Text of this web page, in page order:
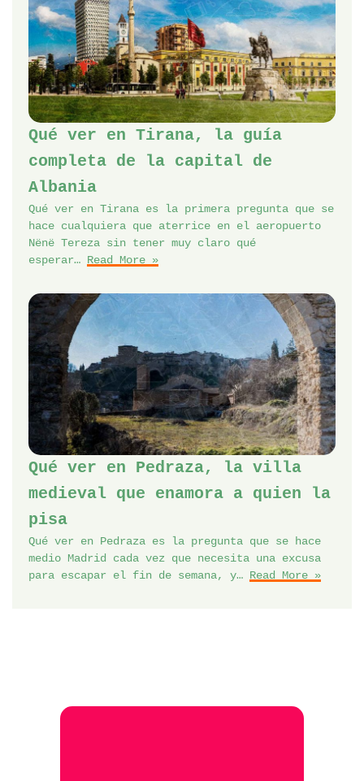
Qué ver en Tirana, la guía
completa de la capital de
Albania
Qué ver en Tirana es la primera pregunta que se
hace cualquiera que aterrice en el aeropuerto
Nënë Tereza sin tener muy claro qué
esperar… Read More »
Qué ver en Pedraza, la villa
medieval que enamora a quien la
pisa
Qué ver en Pedraza es la pregunta que se hace
medio Madrid cada vez que necesita una excusa
para escapar el fin de semana, y… Read More »